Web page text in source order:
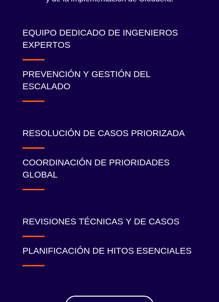
EQUIPO DEDICADO DE INGENIEROS
EXPERTOS
PREVENCIÓN Y GESTIÓN DEL
ESCALADO
RESOLUCIÓN DE CASOS PRIORIZADA
COORDINACIÓN DE PRIORIDADES
GLOBAL
REVISIONES TÉCNICAS Y DE CASOS
PLANIFICACIÓN DE HITOS ESENCIALES